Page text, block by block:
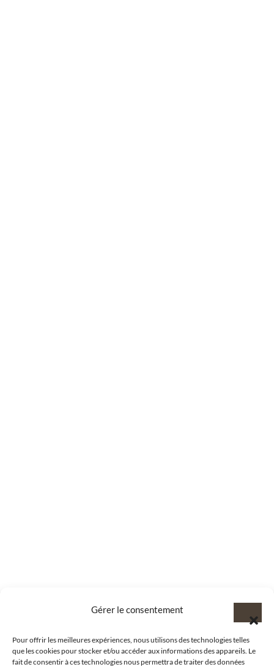
Gérer le consentement
Pour offrir les meilleures expériences, nous utilisons des technologies telles
que les cookies pour stocker et/ou accéder aux informations des appareils. Le
fait de consentir à ces technologies nous permettra de traiter des données